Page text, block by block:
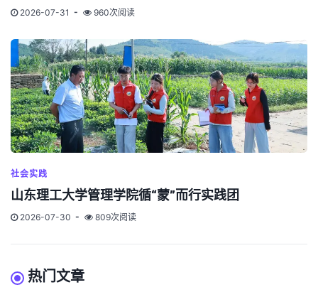
2026-07-31 960次阅读
社会实践
山东理工大学管理学院循“蒙”而行实践团
2026-07-30 809次阅读
热门文章